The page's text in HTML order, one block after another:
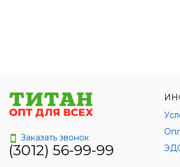
Заказать звонок
(3012) 56-99-99